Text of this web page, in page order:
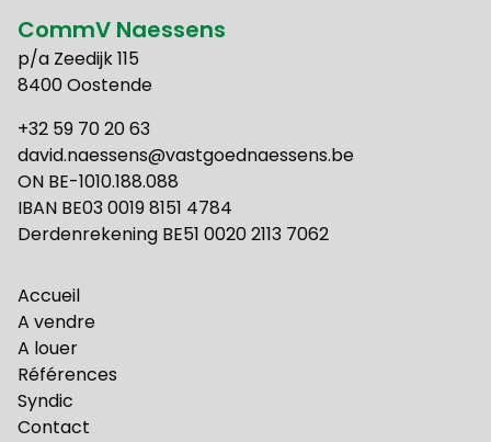
CommV Naessens
p/a Zeedijk 115
8400 Oostende
+32 59 70 20 63
david.naessens@vastgoednaessens.be
ON BE-1010.188.088
IBAN BE03 0019 8151 4784
Derdenrekening BE51 0020 2113 7062
Accueil
A vendre
A louer
Références
Syndic
Contact